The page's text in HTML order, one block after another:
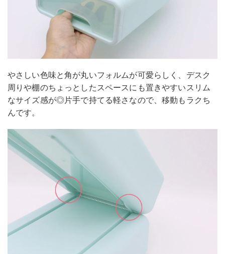
やさしい色味と角が丸いフォルムが可愛らしく、デスク
周りや棚のちょっとしたスペースにも置きやすいスリム
なサイズ感が◎片手で持てる軽さなので、移動もラクち
んです。